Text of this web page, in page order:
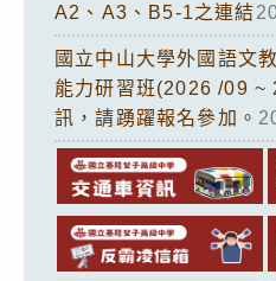
A2、A3、B5-1之連結
國立中山大學外國語文
能力研習班(2026 /09 ~
訊，請踴躍報名參加。